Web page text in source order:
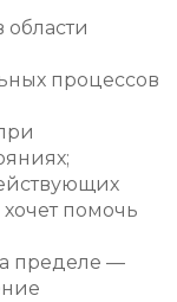
процессов
помочь
пределе —